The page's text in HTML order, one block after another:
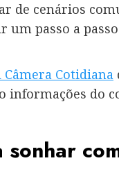
de cenários
um passo a
Cotidiana
informações do
sonhar